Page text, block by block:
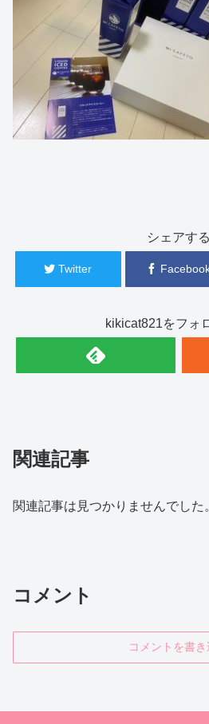
シェアする
Twitter
kikicat821をフォ
関連記事
関連記事は見つかりませんでした
コメント
コメントを書き